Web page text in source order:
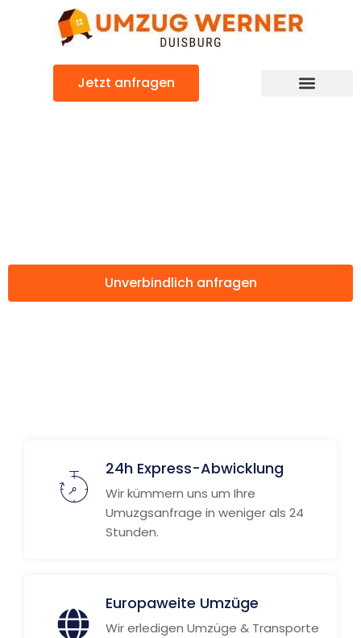
Jetzt anfragen
Unverbindlich anfragen
24h Express-Abwicklung
Wir kümmern uns um Ihre
Umuzgsanfrage in weniger als 24
Stunden.
Europaweite Umzüge
Wir erledigen Umzüge & Transporte